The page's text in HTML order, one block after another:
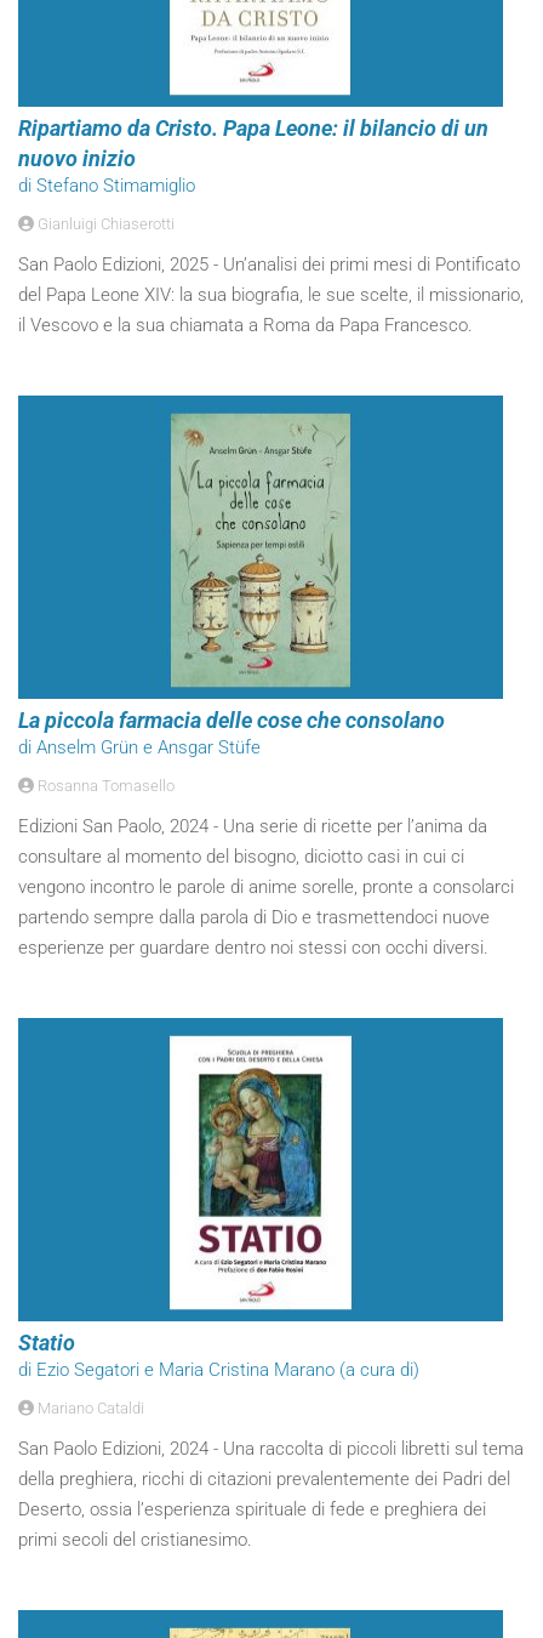
Ripartiamo da Cristo. Papa Leone: il bilancio di un
nuovo inizio
di Stefano Stimamiglio
Gianluigi Chiaserotti
San Paolo Edizioni, 2025 - Un’analisi dei primi mesi di Pontificato
del Papa Leone XIV: la sua biografia, le sue scelte, il missionario,
il Vescovo e la sua chiamata a Roma da Papa Francesco.
La piccola farmacia delle cose che consolano
di Anselm Grün e Ansgar Stüfe
Rosanna Tomasello
Edizioni San Paolo, 2024 - Una serie di ricette per l’anima da
consultare al momento del bisogno, diciotto casi in cui ci
vengono incontro le parole di anime sorelle, pronte a consolarci
partendo sempre dalla parola di Dio e trasmettendoci nuove
esperienze per guardare dentro noi stessi con occhi diversi.
Statio
di Ezio Segatori e Maria Cristina Marano (a cura di)
Mariano Cataldi
San Paolo Edizioni, 2024 - Una raccolta di piccoli libretti sul tema
della preghiera, ricchi di citazioni prevalentemente dei Padri del
Deserto, ossia l’esperienza spirituale di fede e preghiera dei
primi secoli del cristianesimo.